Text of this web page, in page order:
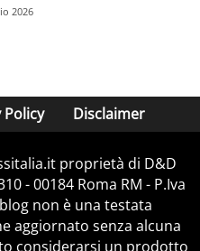
2026
Policy Disclaimer
proprietà di D&D
- 00184 Roma RM - P.Iva
non è una testata
aggiornato senza alcuna
considerarsi un prodotto